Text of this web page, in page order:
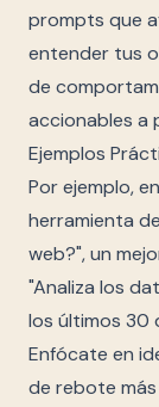
prompts que
entender tus
de
accionables a
Ejemplos
Por ejemplo,
herramienta
web?", un
"Analiza los
los últimos 30
Enfócate en
de rebote